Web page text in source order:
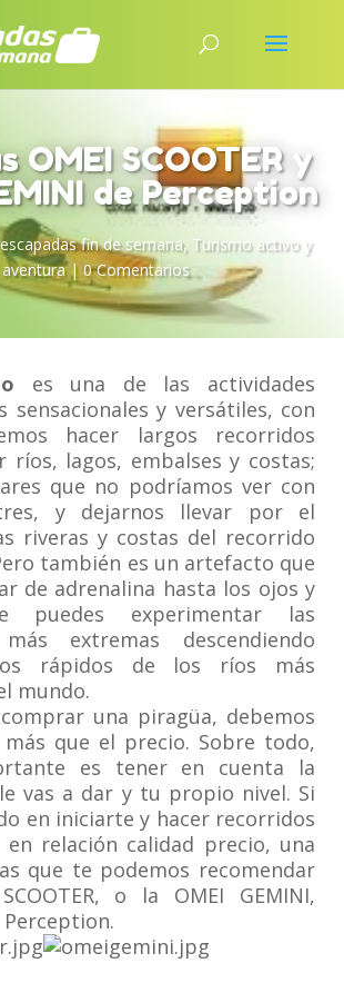
OMEI SCOOTER y
de Perception
escapadas fin de semana, Turismo activo y
aventura| 0 Comentarios
es una de las actividades
sensacionales y versátiles, con
hacer largos recorridos
ríos, lagos, embalses y costas;
que no podríamos ver con
y dejarnos llevar por el
riveras y costas del recorrido
también es un artefacto que
de adrenalina hasta los ojos y
experimentar las
más extremas descendiendo
rápidos de los ríos más
mundo.
una piragüa, debemos
que el precio. Sobre todo,
es tener en cuenta la
vas a dar y tu propio nivel. Si
en iniciarte y hacer recorridos
en relación calidad precio, una
que te podemos recomendar
o la OMEI GEMINI,